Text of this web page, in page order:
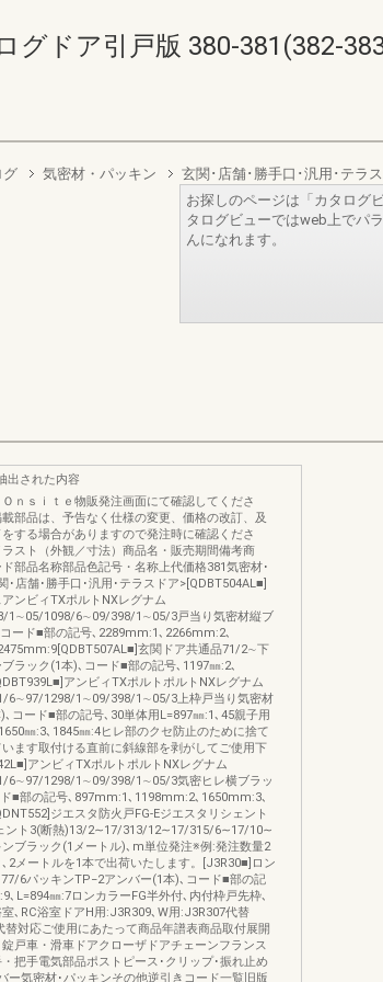
グドア引戸版 380-381(382-
グ 気密材・パッキン 玄関･店舗･勝手口･汎用･テラ
お探しのページは「カタログ
タログビューではweb上でパ
んになれます。
出された内容
ｎｓｉｔｅ物販発注画面にて確認してくださ
部品は、予告なく仕様の変更、価格の改訂、及
する場合がありますので発注時に確認くださ
スト（外観／寸法）商品名・販売期間備考商
部品名称部品色記号・名称上代価格381気密材･
･店舗･勝手口･汎用･テラスドア>[QDBT504AL■]
ンビィTXポルトNXレグナム
1∼05/1098/6∼09/398/1∼05/3戸当り気密材縦ブ
ード■部の記号､2289mm:1､2266mm:2､
玄関ドア共通品71/2∼下
ラック(1本)､コード■部の記号､1197㎜:2､
アンビィTXポルトポルトNXレグナム
6∼97/1298/1∼09/398/1∼05/3上枠戸当り気密材
､コード■部の記号､30単体用L=897㎜:1､45親子用
㎜:3､1845㎜:4ヒレ部のクセ防止のために捨て
ます取付ける直前に斜線部を剥がしてご使用下
アンビィTXポルトポルトNXレグナム
6∼97/1298/1∼09/398/1∼05/3気密ヒレ横ブラッ
■部の記号､897mm:1､1198mm:2､1650mm:3､
ジエスタ防火戸FG-Eジエスタリシェント
ント3(断熱)13/2∼17/313/12∼17/315/6∼17/10∼
ンブラック(1メートル)､m単位発注※例:発注数量2
2メートルを1本で出荷いたします。[J3R30■]ロン
6パッキンTP−2アンバー(1本)､コード■部の記
､L=894㎜:7ロンカラーFG半外付､内付枠戸先枠､
室､RC浴室ドアH用:J3R309､W用:J3R307代替
替対応ご使用にあたって商品年譜表商品取付展開
戸車・滑車ドアクローザドアチェーンフランス
把手電気部品ポストピース･クリップ･振れ止め
ー気密材･パッキンその他逆引きコード一覧旧版